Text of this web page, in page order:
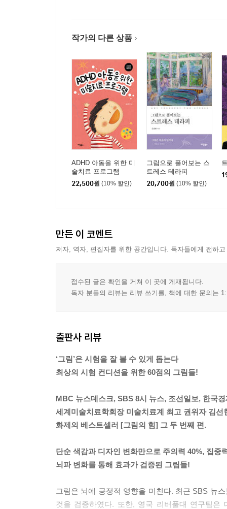
작가의 다른 상품
ADHD 아동을 위한 미
술치료 프로그램
22,500원 (10% 할인)
그림으로 풀어보는 스
트레스 테라피
20,700원 (10% 할인)
만든 이 코멘트
저자, 역자, 편집자를 위한 공간입니다. 독자들에게 전하
접수된 글은 확인을 거쳐 이 곳에 게재됩니다.
독자 분들의 리뷰는 리뷰 쓰기를, 책에 대한 문의는
출판사 리뷰
‘그림’은 시험을 잘 볼 수 있게 돕는다
최상의 시험 컨디션을 위한 60점의 그림들!
MBC 뉴스데스크, SBS 8시 뉴스, 조선일보, 한국
세계미술치료학회장 미술치료계 최고 권위자 김선
화제의 베스트셀러 [그림의 힘] 그 두 번째 편.
단순 색감과 디자인 변화만으로 주의력 40%, 집중
뇌파 변화를 통해 효과가 검증된 그림들!
그림은 뇌에 긍정적 영향을 미친다. 최근 SBS 뉴
것을 검증하였다. 또한, 영국 리버풀대 연구팀은